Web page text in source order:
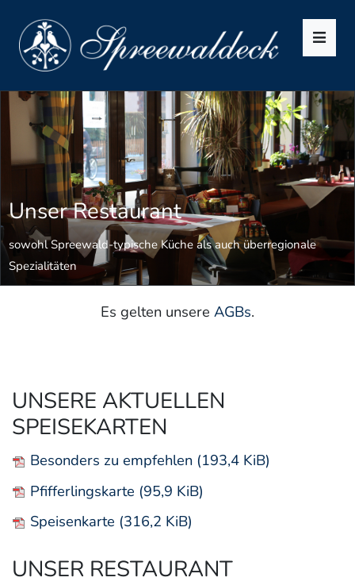
Unser Restaurant
sowohl Spreewald-typische Küche als auch überregionale
Spezialitäten
Es gelten unsere AGBs.
UNSERE AKTUELLEN
SPEISEKARTEN
Besonders zu empfehlen (193,4 KiB)
Pfifferlingskarte (95,9 KiB)
Speisenkarte (316,2 KiB)
UNSER RESTAURANT